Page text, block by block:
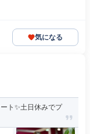
気になる
ト✨土日休みでプ